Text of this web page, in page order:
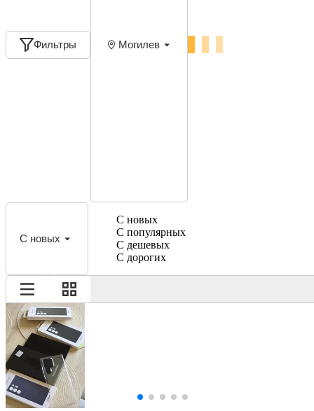
Фильтры Могилев
С новых
С новых
С популярных
С дешевых
С дорогих